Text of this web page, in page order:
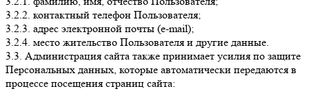
3.2.2. контактный телефон Пользователя;
3.2.3. адрес электронной почты (e-mail);
3.2.4. место жительство Пользователя и другие данные.
3.3. Администрация сайта также принимает усилия по защите
Персональных данных, которые автоматически передаются в
процессе посещения страниц сайта: